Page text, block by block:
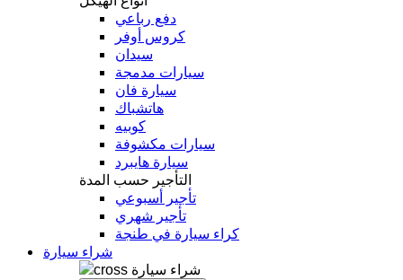
دفع رباعي
كروس أوفر
سيدان
سيارات مدمجة
سيارة فان
هاتشباك
كوبيه
سيارات مكشوفة
سيارة هايبرد
التأجير حسب المدة
تأجير أسبوعي
تأجير شهري
كراء سيارة في طنجة
شراء سيارة
شراء سيارة